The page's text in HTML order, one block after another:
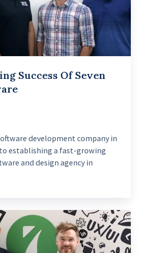
Success Of Seven
development company in
establishing a fast-growing
and design agency in